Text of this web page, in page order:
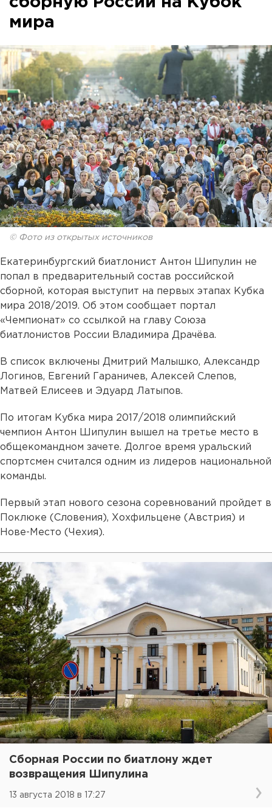
мира
© Фото из открытых источников
Екатеринбургский биатлонист Антон Шипулин не
попал в предварительный состав российской
сборной, которая выступит на первых этапах Кубка
мира 2018/2019. Об этом сообщает портал
«Чемпионат» со ссылкой на главу Союза
биатлонистов России Владимира Драчёва.
В список включены Дмитрий Малышко, Александр
Логинов, Евгений Гараничев, Алексей Слепов,
Матвей Елисеев и Эдуард Латыпов.
По итогам Кубка мира 2017/2018 олимпийский
чемпион Антон Шипулин вышел на третье место в
общекомандном зачете. Долгое время уральский
спортсмен считался одним из лидеров национальной
команды.
Первый этап нового сезона соревнований пройдет в
Поклюке (Словения), Хохфильцене (Австрия) и
Нове-Место (Чехия).
Сборная России по биатлону ждет
возвращения Шипулина
13 августа 2018 в 17:27